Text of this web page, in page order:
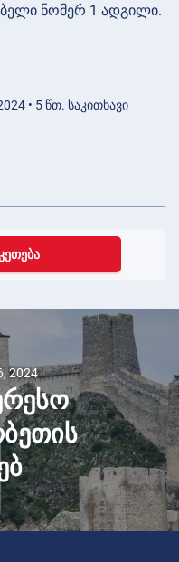
ნომერ 1 ადგილი.
• 5 წთ. საკითხავი
2024